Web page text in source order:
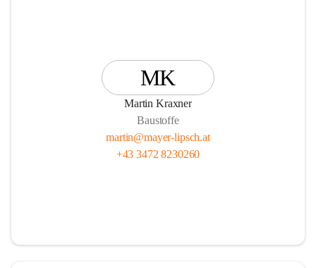
MK
Martin Kraxner
Baustoffe
martin@mayer-lipsch.at
+43 3472 8230260